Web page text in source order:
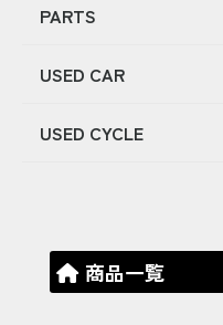
PARTS
USED CAR
USED CYCLE
商品一覧